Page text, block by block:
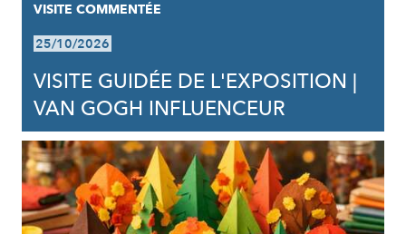
VISITE COMMENTÉE
25/10/2026
VISITE GUIDÉE DE L'EXPOSITION |
VAN GOGH INFLUENCEUR